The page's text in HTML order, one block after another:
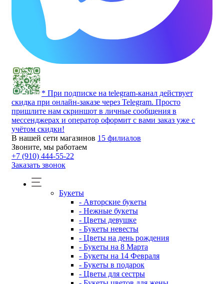
* При подписке на telegram-канал действует
скидка при онлайн-заказе через Telegram. Просто
пришлите нам скриншот в личные сообщения в
мессенджерах и оператор оформит с вами заказ уже с
учётом скидки!
В нашей сети магазинов 15 филиалов
Звоните, мы работаем
+7 (910) 444-55-22
Заказать звонок
Букеты
- Авторские букеты
- Нежные букеты
- Цветы девушке
- Букеты невесты
- Цветы на день рождения
- Букеты на 8 Марта
- Букеты на 14 Февраля
- Букеты в подарок
- Цветы для сестры